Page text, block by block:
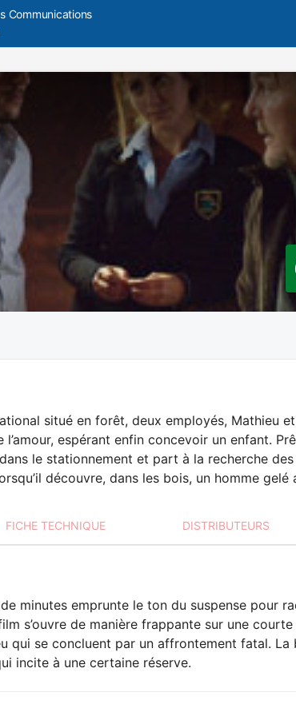
Communications
situé en forêt, deux employés, Mathieu
l’amour, espérant enfin concevoir un enfant.
le stationnement et part à la recherche
découvre, dans les bois, un homme gelé
FICHE TECHNIQUE DISTRIBUTEURS
minutes emprunte le ton du suspense pour
s’ouvre de manière frappante sur une
qui se concluent par un affrontement fatal.
incite à une certaine réserve.